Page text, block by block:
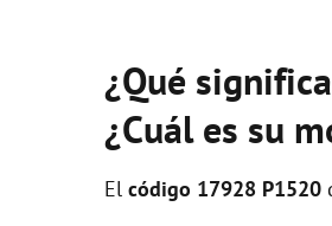
¿Qué
¿Cuál es su
El código 17928 P1520